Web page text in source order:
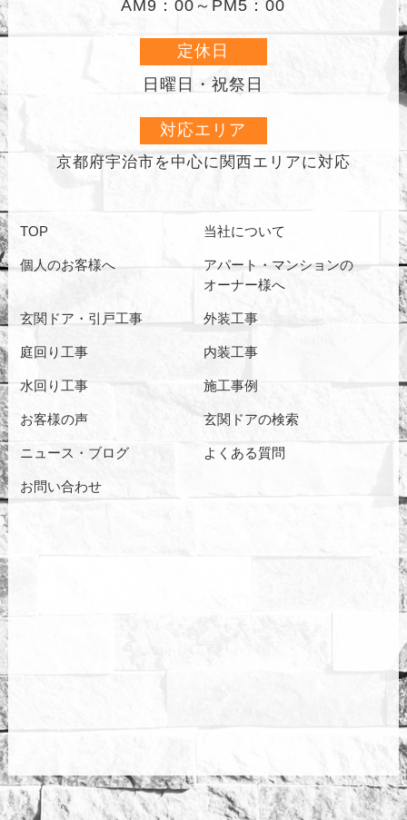
AM9：00～PM5：00
定休日
日曜日・祝祭日
対応エリア
京都府宇治市を中心に関西エリアに対応
TOP 当社について
個人のお客様へ
アパート・マンションの
オーナー様へ
玄関ドア・引戸工事 外装工事
庭回り工事 内装工事
水回り工事 施工事例
お客様の声 玄関ドアの検索
ニュース・ブログ よくある質問
お問い合わせ